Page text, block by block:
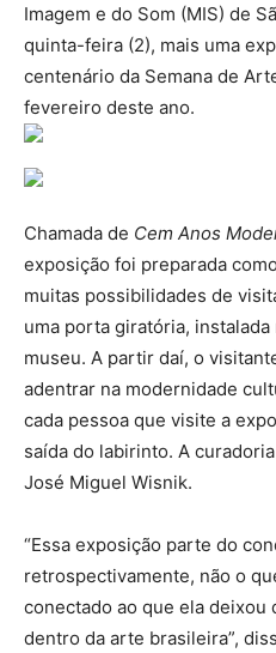
Imagem e do Som (MIS) de
quinta-feira (2), mais uma
centenário da Semana de
fevereiro deste ano.
Chamada de Cem Anos
exposição foi preparada
muitas possibilidades de
uma porta giratória,
museu. A partir daí, o
adentrar na modernidade
cada pessoa que visite a
saída do labirinto. A
José Miguel Wisnik.
“Essa exposição parte do
retrospectivamente, não o
conectado ao que ela
dentro da arte brasileira”,